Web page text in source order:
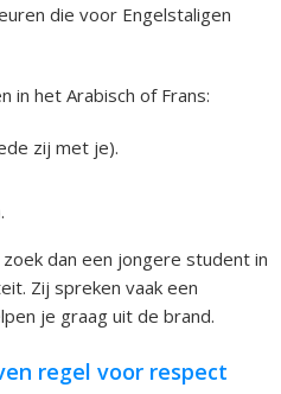
die voor Engelstaligen
in het Arabisch of Frans:
zij met je).
dan een jongere student in
Zij spreken vaak een
je graag uit de brand.
regel voor respect